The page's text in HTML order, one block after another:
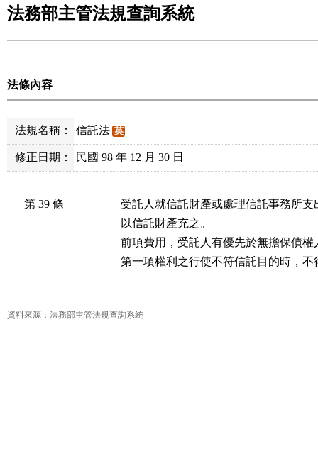
法務部主管法規查詢系統
法條內容
法規名稱： 信託法 英
修正日期： 民國 98 年 12 月 30 日
第 39 條
受託人就信託財產或處理信託事務所
以信託財產充之。
前項費用，受託人有優先於無擔保債權
第一項權利之行使不符信託目的時，不
資料來源：法務部主管法規查詢系統